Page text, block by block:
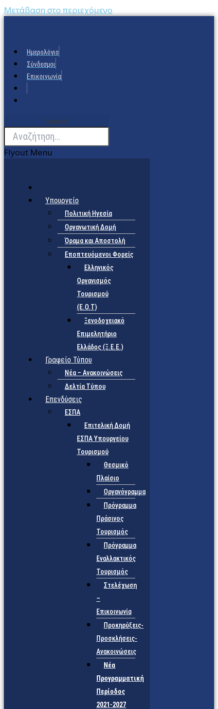
Μετάβαση στο περιεχόμενο
Ημερολόγιο
Σύνδεσμοι
Επικοινωνία
Search
Flyout Menu
Υπουργείο
Πολιτική Ηγεσία
Οργανωτική Δομή
Όραμα και Αποστολή
Εποπτευόμενοι Φορείς
Eλληνικός
Οργανισμός
Τουρισμού
(Ε.Ο.Τ)
Ξενοδοχειακό
Επιμελητήριο
Ελλάδος (Ξ.Ε.Ε.)
Γραφείο Τύπου
Νέα – Ανακοινώσεις
Δελτία Τύπου
Επενδύσεις
ΕΣΠΑ
Επιτελική Δομή
ΕΣΠΑ Υπουργείου
Τουρισμού
Θεσμικό
Πλαίσιο
Οργανόγραμμα
Πρόγραμμα
Πράσινος
Τουρισμός
Πρόγραμμα
Εναλλακτικός
Τουρισμός
Στελέχωση
–
Επικοινωνία
Προκηρύξεις-
Προσκλήσεις-
Ανακοινώσεις
Νέα
Προγραμματική
Περίοδος
2021-2027